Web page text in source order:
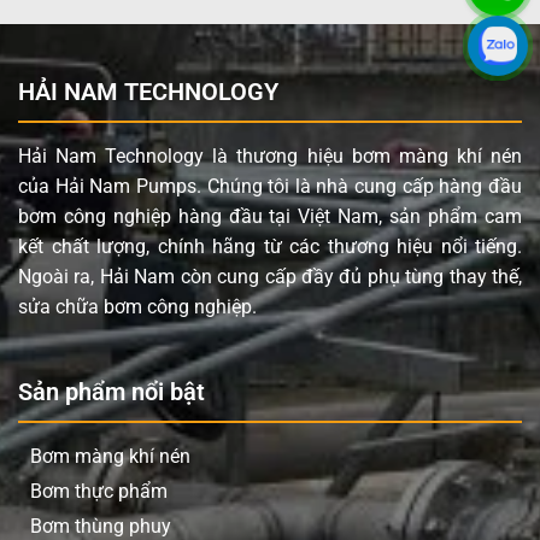
Lưu lượng tối đa
159 Lít/phút
Áp lực tối đa
6.1 Bar
Đường cấp khí
3/4” (Kết nối ren)
Đầu hút và đẩy
1” (Kết nối mặt bích)
Kích thước chất rắn tối đa
3.2 mm
Ứng dụng sản phẩm HUSKY 1040 Part
D72966
Nhờ vào vật liệu chế tạo và thiết kế linh hoạt, Bơm màng
HUSKY 1040 Part D72966 phù hợp cho nhiều ngành
công nghiệp và ứng dụng khác nhau:
Ngành hóa chất:Vận chuyển các loại hóa chất
không ăn mòn nhôm, axit, bazơ loãng, dung môi.
HẢI NAM TECHNOLOGY
Hải Nam Technology là thương hiệu bơm màng khí nén
của Hải Nam Pumps. Chúng tôi là nhà cung cấp hàng đầu
bơm công nghiệp hàng đầu tại Việt Nam, sản phẩm cam
kết chất lượng, chính hãng từ các thương hiệu nổi tiếng.
Ngoài ra, Hải Nam còn cung cấp đầy đủ phụ tùng thay thế,
sửa chữa bơm công nghiệp.
Sản phẩm nổi bật
Bơm màng khí nén
Bơm thực phẩm
Bơm thùng phuy